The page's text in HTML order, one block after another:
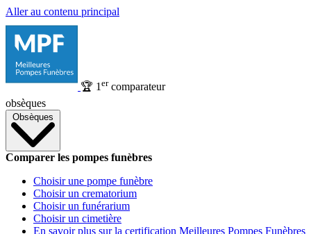
Aller au contenu principal
🏆 1 ercomparateur
obsèques
Obsèques
Comparer les pompes funèbres
Choisir une pompe funèbre
Choisir un crematorium
Choisir un funérarium
Choisir un cimetière
En savoir plus sur la certification Meilleures Pompes Funèbres